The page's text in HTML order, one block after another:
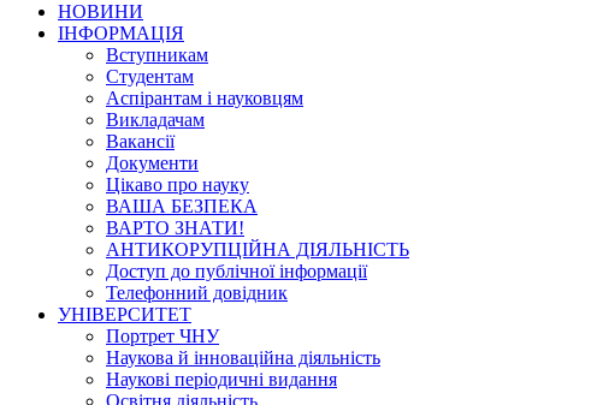
НОВИНИ
ІНФОРМАЦІЯ
Вступникам
Студентам
Аспірантам і науковцям
Викладачам
Вакансії
Документи
Цікаво про науку
ВАША БЕЗПЕКА
ВАРТО ЗНАТИ!
АНТИКОРУПЦІЙНА ДІЯЛЬНІСТЬ
Доступ до публічної інформації
Телефонний довідник
УНІВЕРСИТЕТ
Портрет ЧНУ
Наукова й інноваційна діяльність
Наукові періодичні видання